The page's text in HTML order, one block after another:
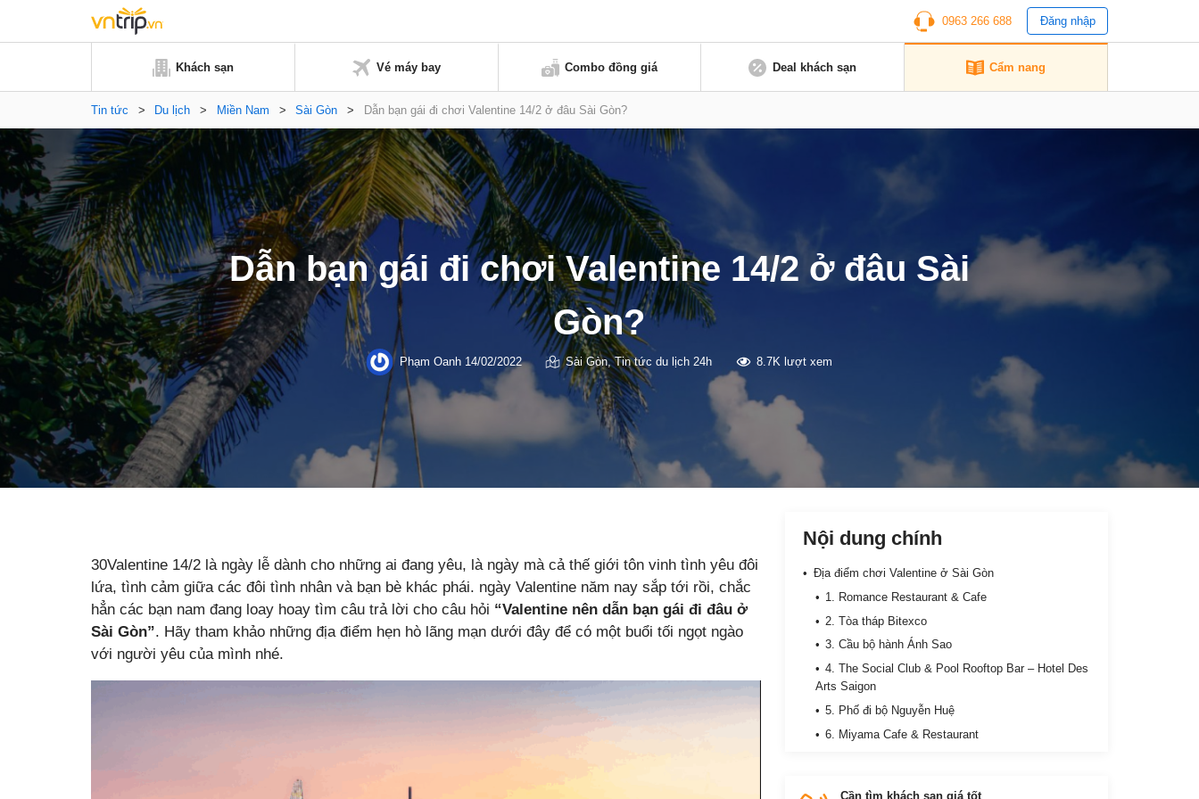
0963 266 688 Đăng nhập
Khách sạn Vé máy bay Combo đồng giá Deal khách sạn Cẩm nang
Tin tức > Du lịch > Miền Nam > Sài Gòn > Dẫn bạn gái đi chơi Valentine 14/2 ở đâu Sài Gòn?
Dẫn bạn gái đi chơi Valentine 14/2 ở đâu Sài
Gòn?
Phạm Oanh14/02/2022 Sài Gòn,Tin tức du lịch 24h 8.7K lượt xem
30Valentine 14/2 là ngày lễ dành cho những ai đang yêu, là ngày mà cả thế giới tôn vinh tình yêu đôi
lứa, tình cảm giữa các đôi tình nhân và bạn bè khác phái. ngày Valentine năm nay sắp tới rồi, chắc
hẳn các bạn nam đang loay hoay tìm câu trả lời cho câu hỏi “Valentine nên dẫn bạn gái đi đâu ở
Sài Gòn”. Hãy tham khảo những địa điểm hẹn hò lãng mạn dưới đây để có một buổi tối ngọt ngào
với người yêu của mình nhé.
Nội dung chính
Địa điểm chơi Valentine ở Sài Gòn
1. Romance Restaurant & Cafe
2. Tòa tháp Bitexco
3. Cầu bộ hành Ánh Sao
4. The Social Club & Pool Rooftop Bar – Hotel Des
Arts Saigon
5. Phố đi bộ Nguyễn Huệ
6. Miyama Cafe & Restaurant
Cần tìm khách sạn giá tốt